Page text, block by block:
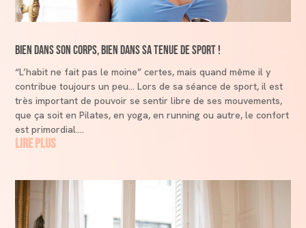
Bien dans son corps, bien dans sa tenue de sport !
“L’habit ne fait pas le moine” certes, mais quand même il y
contribue toujours un peu… Lors de sa séance de sport, il est
très important de pouvoir se sentir libre de ses mouvements,
que ça soit en Pilates, en yoga, en running ou autre, le confort
est primordial....
lire plus